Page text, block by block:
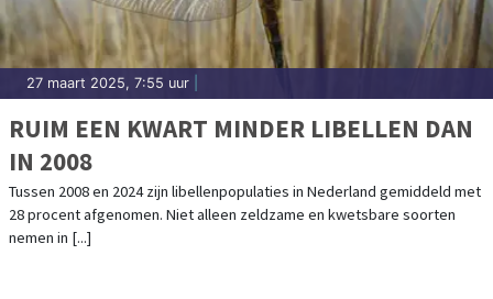
27 maart 2025, 7:55 uur
RUIM EEN KWART MINDER LIBELLEN DAN
IN 2008
Tussen 2008 en 2024 zijn libellenpopulaties in Nederland gemiddeld met
28 procent afgenomen. Niet alleen zeldzame en kwetsbare soorten
nemen in [...]